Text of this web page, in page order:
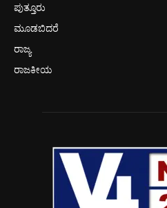
ಪುತ್ತೂರು
ಮೂಡಬಿದರೆ
ರಾಜ್ಯ
ರಾಜಕೀಯ